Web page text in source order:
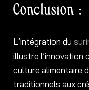
Conclusion :
L’intégration du
illustre l’innovation
culture alimentaire
traditionnels aux